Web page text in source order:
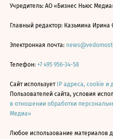
Учредитель: АО «Бизнес Ньюс
Главный редактор: Казьмина Ирина
Электронная почта:
Телефон: +7 495 956-34-58
Сайт использует IP адреса, cookie
Пользователей сайта, условия
в отношении обработки
Медиа»
Любое использование материалов